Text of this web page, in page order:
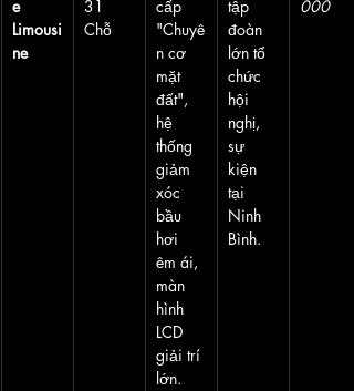
e
Limousi
ne
31
Chỗ
cấp
"Chuyê
n cơ
mặt
đất",
hệ
thống
giảm
xóc
bầu
hơi
êm ái,
màn
hình
LCD
giải trí
lớn.
tập
đoàn
lớn tổ
chức
hội
nghị,
sự
kiện
tại
Ninh
Bình.
000